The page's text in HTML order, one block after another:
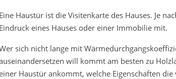
Eine Haustür ist die Visitenkarte des Hauses. Je
Eindruck eines Hauses oder einer Immobilie mit.
sich nicht lange mit
will kommt am besten zu
einer Haustür ankommt, welche Eigenschaften